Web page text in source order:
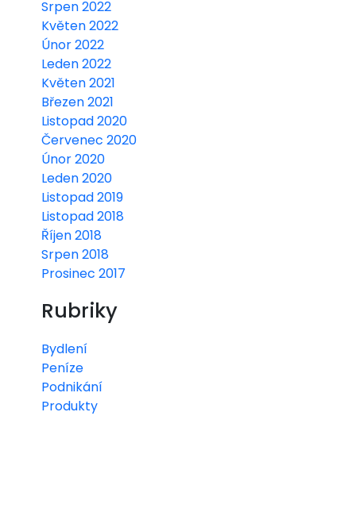
Srpen 2022
Květen 2022
Únor 2022
Leden 2022
Květen 2021
Březen 2021
Listopad 2020
Červenec 2020
Únor 2020
Leden 2020
Listopad 2019
Listopad 2018
Říjen 2018
Srpen 2018
Prosinec 2017
Rubriky
Bydlení
Peníze
Podnikání
Produkty